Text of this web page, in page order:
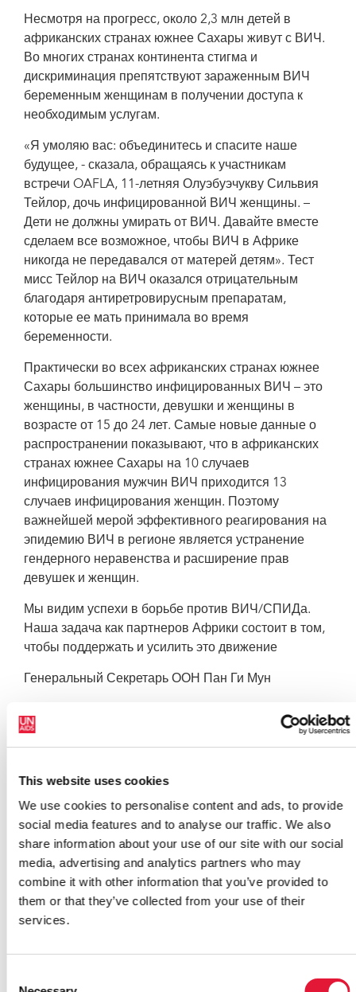
This website uses cookies
We use cookies to personalise content and ads, to provide
social media features and to analyse our traffic. We also
share information about your use of our site with our social
media, advertising and analytics partners who may
combine it with other information that you’ve provided to
them or that they’ve collected from your use of their
services.
Несмотря на прогресс, около 2,3 млн детей в
африканских странах южнее Сахары живут с ВИЧ.
Во многих странах континента стигма и
дискриминация препятствуют зараженным ВИЧ
беременным женщинам в получении доступа к
необходимым услугам.
«Я умоляю вас: объединитесь и спасите наше
будущее, - сказала, обращаясь к участникам
встречи OAFLA, 11-летняя Олуэбуэчукву Сильвия
Тейлор, дочь инфицированной ВИЧ женщины. –
Дети не должны умирать от ВИЧ. Давайте вместе
сделаем все возможное, чтобы ВИЧ в Африке
никогда не передавался от матерей детям». Тест
мисс Тейлор на ВИЧ оказался отрицательным
благодаря антиретровирусным препаратам,
которые ее мать принимала во время
беременности.
Практически во всех африканских странах южнее
Сахары большинство инфицированных ВИЧ – это
женщины, в частности, девушки и женщины в
возрасте от 15 до 24 лет. Самые новые данные о
распространении показывают, что в африканских
странах южнее Сахары на 10 случаев
инфицирования мужчин ВИЧ приходится 13
случаев инфицирования женщин. Поэтому
важнейшей мерой эффективного реагирования на
эпидемию ВИЧ в регионе является устранение
гендерного неравенства и расширение прав
девушек и женщин.
Мы видим успехи в борьбе против ВИЧ/СПИДа.
Наша задача как партнеров Африки состоит в том,
чтобы поддержать и усилить это движение
Генеральный Секретарь ООН Пан Ги Мун
понятие, - заявила г-жа Х.Э. Войзеро Азеб Месфин,
первая леди Эфиопии и председатель OAFLA. –
адекватной пище и жилью, отсутствие болезней,
безопасность при родах, равноправие с
мужчинами». Организация первых леди при
финансовой поддержке ЮНЭЙДС недавно начала
кампанию, направленную на расширение услуг по
профилактике и предотвращению передачи ВИЧ от
матери к ребенку.
САММИТ АФРИКАНСКОГО СОЮЗА